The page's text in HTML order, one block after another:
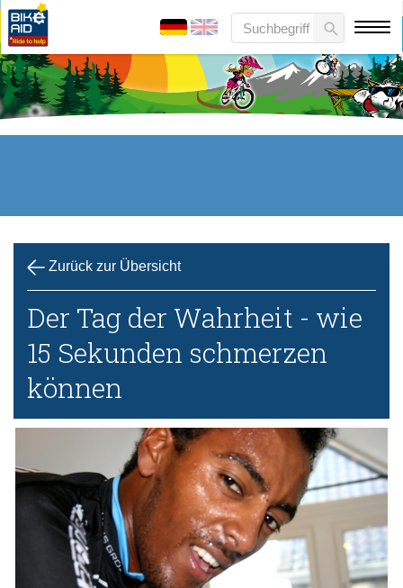
Zurück zur Übersicht
Der Tag der Wahrheit - wie
15 Sekunden schmerzen
können